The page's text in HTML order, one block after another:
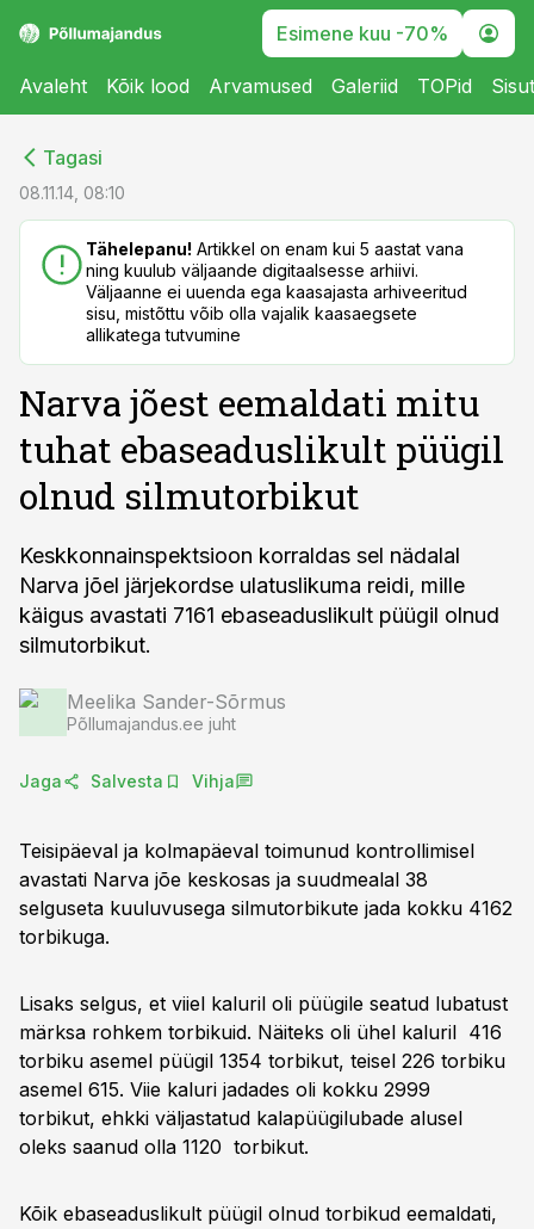
Esimene kuu -70%
Avaleht Kõik lood Arvamused Galeriid TOPid
Tagasi
08.11.14, 08:10
Tähelepanu! Artikkel on enam kui 5 aastat vana
ning kuulub väljaande digitaalsesse arhiivi.
Väljaanne ei uuenda ega kaasajasta arhiveeritud
sisu, mistõttu võib olla vajalik kaasaegsete
allikatega tutvumine
Narva jõest eemaldati mitu
tuhat ebaseaduslikult püügil
olnud silmutorbikut
Keskkonnainspektsioon korraldas sel nädalal
Narva jõel järjekordse ulatuslikuma reidi, mille
käigus avastati 7161 ebaseaduslikult püügil olnud
silmutorbikut.
Meelika Sander-Sõrmus
Põllumajandus.ee juht
Jaga Salvesta Vihja
Teisipäeval ja kolmapäeval toimunud kontrollimisel
avastati Narva jõe keskosas ja suudmealal 38
selguseta kuuluvusega silmutorbikute jada kokku 4162
torbikuga.
Lisaks selgus, et viiel kaluril oli püügile seatud lubatust
märksa rohkem torbikuid. Näiteks oli ühel kaluril 416
torbiku asemel püügil 1354 torbikut, teisel 226 torbiku
asemel 615. Viie kaluri jadades oli kokku 2999
torbikut, ehkki väljastatud kalapüügilubade alusel
oleks saanud olla 1120 torbikut.
Kõik ebaseaduslikult püügil olnud torbikud eemaldati,